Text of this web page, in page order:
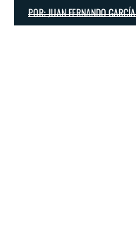
POR: JUAN FERNANDO GARCÍA